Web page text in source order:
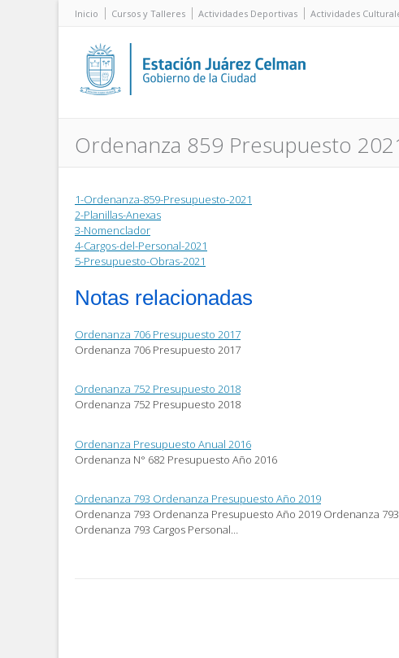
Inicio Cursos y Talleres Actividades Deportivas Actividades
Ordenanza 859 Presupuesto
1-Ordenanza-859-Presupuesto-2021
2-Planillas-Anexas
3-Nomenclador
4-Cargos-del-Personal-2021
5-Presupuesto-Obras-2021
Notas relacionadas
Ordenanza 706 Presupuesto 2017
Ordenanza 706 Presupuesto 2017
Ordenanza 752 Presupuesto 2018
Ordenanza 752 Presupuesto 2018
Ordenanza Presupuesto Anual 2016
Ordenanza N° 682 Presupuesto Año 2016
Ordenanza 793 Ordenanza Presupuesto Año 2019
Ordenanza 793 Ordenanza Presupuesto Año 2019 Ordenanza
Ordenanza 793 Cargos Personal…